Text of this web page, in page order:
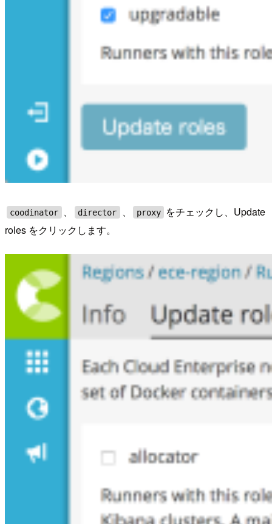
coodinator 、 director 、 proxy
をチェックし、Update
roles をクリックします。